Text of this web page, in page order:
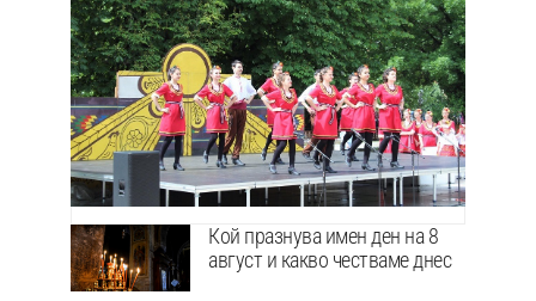
Кой празнува имен ден на 8
август и какво честваме днес